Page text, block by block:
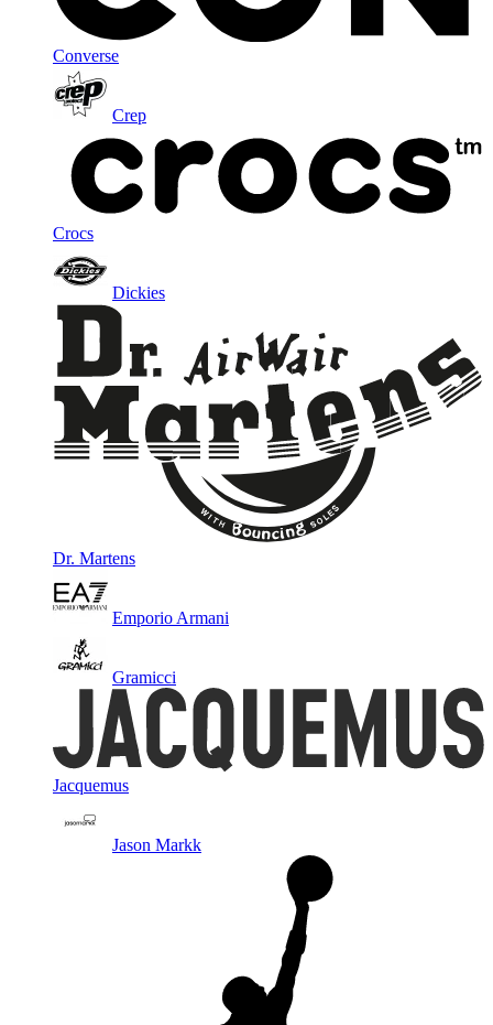
Converse
Crep
Crocs
Dickies
Dr. Martens
Emporio Armani
Gramicci
Jacquemus
Jason Markk